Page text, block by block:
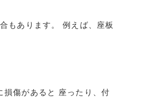
もあります。 例えば、座板
傷があると 座ったり、付